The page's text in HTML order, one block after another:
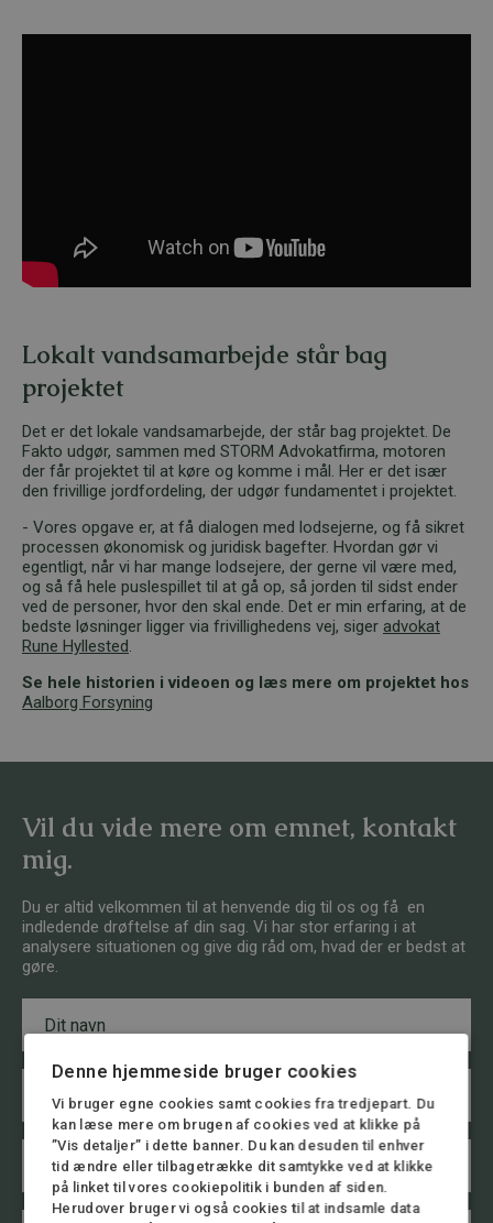
Lokalt vandsamarbejde står bag
projektet
Det er det lokale vandsamarbejde, der står bag projektet. De
Fakto udgør, sammen med STORM Advokatfirma, motoren
der får projektet til at køre og komme i mål. Her er det især
den frivillige jordfordeling, der udgør fundamentet i projektet.
- Vores opgave er, at få dialogen med lodsejerne, og få sikret
processen økonomisk og juridisk bagefter. Hvordan gør vi
egentligt, når vi har mange lodsejere, der gerne vil være med,
og så få hele puslespillet til at gå op, så jorden til sidst ender
ved de personer, hvor den skal ende. Det er min erfaring, at de
bedste løsninger ligger via frivillighedens vej, siger advokat
Rune Hyllested.
Se hele historien i videoen og læs mere om projektet hos
Aalborg Forsyning
Vil du vide mere om emnet, kontakt
mig.
Du er altid velkommen til at henvende dig til os og få en
indledende drøftelse af din sag. Vi har stor erfaring i at
analysere situationen og give dig råd om, hvad der er bedst at
gøre.
v
n
a
i
l
e
Denne hjemmeside bruger cookies
Vi bruger egne cookies samt cookies fra tredjepart. Du
kan læse mere om brugen af cookies ved at klikke på
”Vis detaljer” i dette banner. Du kan desuden til enhver
tid ændre eller tilbagetrække dit samtykke ved at klikke
på linket til vores cookiepolitik i bunden af siden.
Herudover bruger vi også cookies til at indsamle data